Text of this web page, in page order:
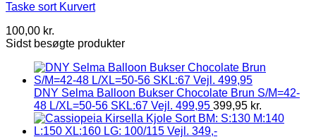
Taske sort Kurvert
100,00 kr.
Sidst besøgte produkter
DNY Selma Balloon Bukser Chocolate Brun S/M=42-
48 L/XL=50-56 SKL:67 Vejl. 499,95 399,95 kr.